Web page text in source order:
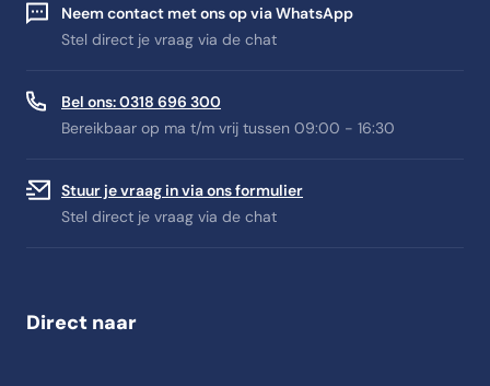
Neem contact met ons op via WhatsApp
Stel direct je vraag via de chat
Bel ons: 0318 696 300
Bereikbaar op ma t/m vrij tussen 09:00 - 16:30
Stuur je vraag in via ons formulier
Stel direct je vraag via de chat
Direct naar